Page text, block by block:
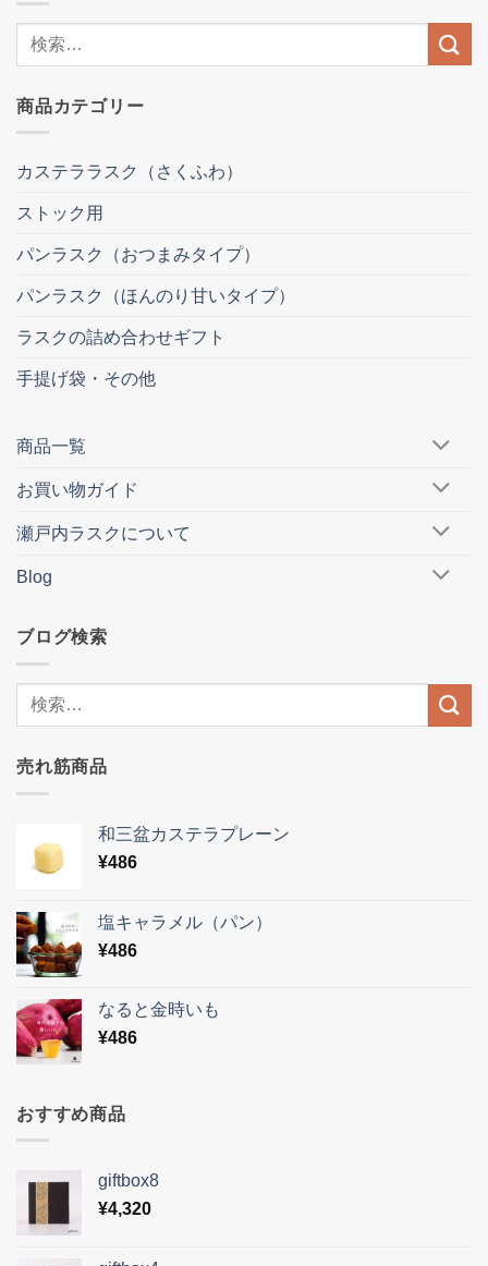
果:
商品カテゴリー
カステララスク（さくふわ）
ストック用
パンラスク（おつまみタイプ）
パンラスク（ほんのり甘いタイプ）
ラスクの詰め合わせギフト
手提げ袋・その他
商品一覧
お買い物ガイド
瀬戸内ラスクについて
Blog
ブログ検索
売れ筋商品
和三盆カステラプレーン
¥486
塩キャラメル（パン）
¥486
なると金時いも
¥486
おすすめ商品
giftbox8
¥4,320